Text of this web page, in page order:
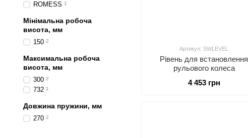
Артикул: SWLEVEL
Рівень для встановлення
рульового колеса
4 453 грн
ROMESS 1
Мінімальна робоча
висота, мм
150 2
Максимальна робоча
висота, мм
300 2
732 1
Довжина пружини, мм
270 2